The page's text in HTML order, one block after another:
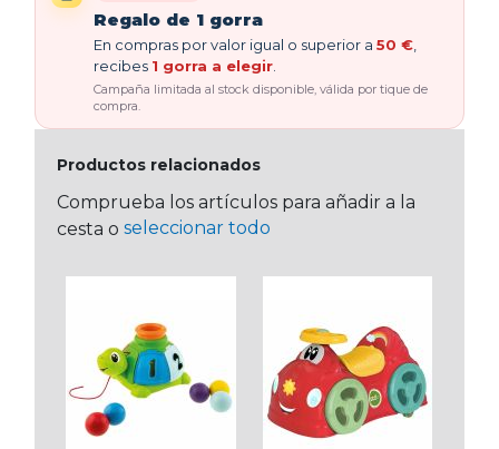
Regalo de 1 gorra
En compras por valor igual o superior a 50 €
recibes 1 gorra a elegir
Campaña limitada al stock disponible, válida por tique de
compra.
Productos relacionados
Comprueba los artículos para añadir a la
cesta o seleccionar todo